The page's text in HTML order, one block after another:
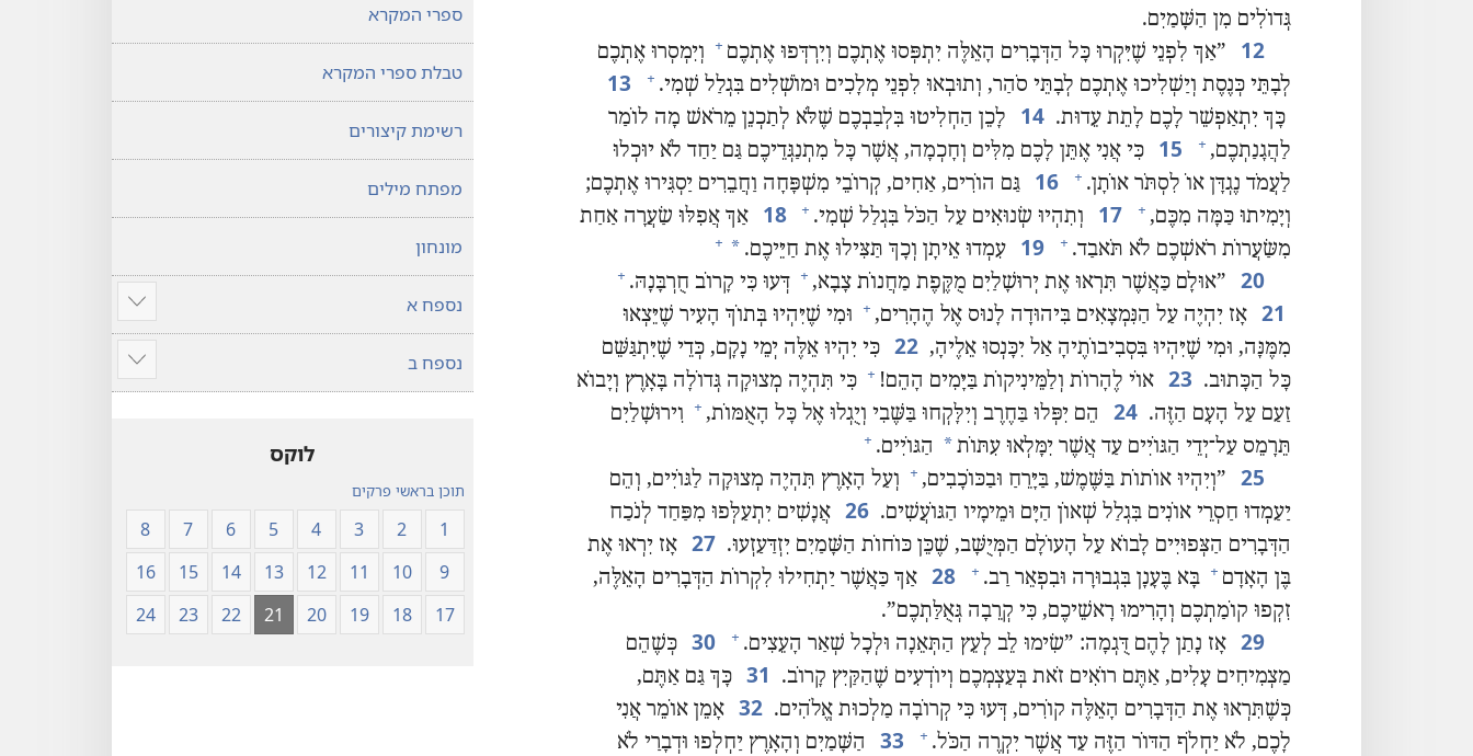
גְּדוֹלִים מִן הַשָּׁמַיִם.‏
12 ‏”‏אַךְ לִפְנֵי שֶׁיִּקְרוּ כָּל הַדְּבָרִים הָאֵלֶּה יִתְפְּסוּ אֶתְכֶם וְיִרְדְּפוּ אֶתְכֶם +
וְיִמְסְרוּ אֶתְכֶם
לְבָתֵּי כְּנֶסֶת וְיַשְׁלִיכוּ אֶתְכֶם לְבָתֵּי סֹהַר,‏ וְתוּבְאוּ לִפְנֵי מְלָכִים וּמוֹשְׁלִים בִּגְלַל שְׁמִי.‏ +
13
כָּךְ יִתְאַפְשֵׁר לָכֶם לָתֵת עֵדוּת.‏ 14
לָכֵן הַחְלִיטוּ בִּלְבַבְכֶם שֶׁלֹּא לְתַכְנֵן מֵרֹאשׁ מָה לוֹמַר
לַהֲגָנַתְכֶם,‏ +
15
כִּי אֲנִי אֶתֵּן לָכֶם מִלִּים וְחָכְמָה,‏ אֲשֶׁר כָּל מִתְנַגְּדֵיכֶם גַּם יַחַד לֹא יוּכְלוּ
לַעֲמֹד נֶגְדָּן אוֹ לִסְתֹּר אוֹתָן.‏ +
16
גַּם הוֹרִים,‏ אַחִים,‏ קְרוֹבֵי מִשְׁפָּחָה וַחֲבֵרִים יַסְגִּירוּ אֶתְכֶם;‏
וְיָמִיתוּ כַּמָּה מִכֶּם,‏ +
17 וְתִהְיוּ שְׂנוּאִים עַל הַכֹּל בִּגְלַל שְׁמִי.‏ +
18
אַךְ אֲפִלּוּ שַׂעֲרָה אַחַת
מִשַּׂעֲרוֹת רֹאשְׁכֶם לֹא תֹּאבַד.‏ +
19 עִמְדוּ אֵיתָן וְכָךְ תַּצִּילוּ אֶת חַיֵּיכֶם.‏ *
+
20 ‏”‏אוּלָם כַּאֲשֶׁר תִּרְאוּ אֶת יְרוּשָׁלַיִם מֻקֶּפֶת מַחֲנוֹת צָבָא,‏ + דְּעוּ כִּי קָרוֹב חֻרְבָּנָהּ.‏ +
21 אָז יִהְיֶה עַל הַנִּמְצָאִים בִּיהוּדָה לָנוּס אֶל הֶהָרִים,‏ +
וּמִי שֶׁיִּהְיוּ בְּתוֹךְ הָעִיר שֶׁיֵּצְאוּ
מִמֶּנָּה,‏ וּמִי שֶׁיִּהְיוּ בִּסְבִיבוֹתֶיהָ אַל יִכָּנְסוּ אֵלֶיהָ,‏ 22 כִּי יִהְיוּ אֵלֶּה יְמֵי נָקָם,‏ כְּדֵי שֶׁיִּתְגַּשֵּׁם
כָּל הַכָּתוּב.‏ 23 אוֹי לֶהָרוֹת וְלַמֵּינִיקוֹת בַּיָּמִים הָהֵם!‏ + כִּי תִּהְיֶה מְצוּקָה גְּדוֹלָה בָּאָרֶץ וְיָבוֹא
זַעַם עַל הָעָם הַזֶּה.‏ 24 הֵם יִפְּלוּ בַּחֶרֶב וְיִלָּקְחוּ בַּשֶּׁבִי וְיֻגְלוּ אֶל כָּל הָאֻמּוֹת,‏ +
וִירוּשָׁלַיִם
תֵּרָמֵס עַל־יְדֵי הַגּוֹיִים עַד אֲשֶׁר יִמָּלְאוּ עִתּוֹת* הַגּוֹיִים.‏ +
25 ‏”‏וְיִהְיוּ אוֹתוֹת בַּשֶּׁמֶשׁ,‏ בַּיָּרֵחַ וּבַכּוֹכָבִים,‏ +
וְעַל הָאָרֶץ תִּהְיֶה מְצוּקָה לַגּוֹיִים,‏ וְהֵם
יַעַמְדוּ חַסְרֵי אוֹנִים בִּגְלַל שְׁאוֹן הַיָּם וּמֵימָיו הַגּוֹעֲשִׁים.‏ 26 אֲנָשִׁים יִתְעַלְּפוּ מִפַּחַד לְנֹכַח
הַדְּבָרִים הַצְּפוּיִים לָבוֹא עַל הָעוֹלָם הַמְּיֻשָּׁב,‏ שֶׁכֵּן כּוֹחוֹת הַשָּׁמַיִם יִזְדַּעַזְעוּ.‏ 27 אָז יִרְאוּ אֶת
בֶּן הָאָדָם + בָּא בֶּעָנָן בִּגְבוּרָה וּבִפְאֵר רַב.‏ +
28 אַךְ כַּאֲשֶׁר יַתְחִילוּ לִקְרוֹת הַדְּבָרִים הָאֵלֶּה,‏
זִקְפוּ קוֹמַתְכֶם וְהָרִימוּ רָאשֵׁיכֶם,‏ כִּי קְרֵבָה גְּאֻלַּתְכֶם”‏.‏
29 אָז נָתַן לָהֶם דֻּגְמָה:‏ ”‏שִׂימוּ לֵב לְעֵץ הַתְּאֵנָה וּלְכָל שְׁאַר הָעֵצִים.‏ +
30 כְּשֶׁהֵם
מַצְמִיחִים עָלִים,‏ אַתֶּם רוֹאִים זֹאת בְּעַצְמְכֶם וְיוֹדְעִים שֶׁהַקַּיִץ קָרוֹב.‏
31 כָּךְ גַּם אַתֶּם,‏
כְּשֶׁתִּרְאוּ אֶת הַדְּבָרִים הָאֵלֶּה קוֹרִים,‏ דְּעוּ כִּי קְרוֹבָה מַלְכוּת אֱלֹהִים.‏ 32 אָמֵן אוֹמֵר אֲנִי
לָכֶם,‏ לֹא יַחְלֹף הַדּוֹר הַזֶּה עַד אֲשֶׁר יִקְרֶה הַכֹּל.‏ +
33
הַשָּׁמַיִם וְהָאָרֶץ יַחְלְפוּ וּדְבָרַי לֹא
ספרי המקרא
טבלת ספרי המקרא
רשימת קיצורים
מפתח מילים
מונחון
נספח א
הצג
עוד
נספח ב
הצג
עוד
לוקס
תוכן בראשי פרקים
1
2
3
4
5
6
7
8
9
10
11
12
13
14
15
16
17
18
19
20
21
22
23
24